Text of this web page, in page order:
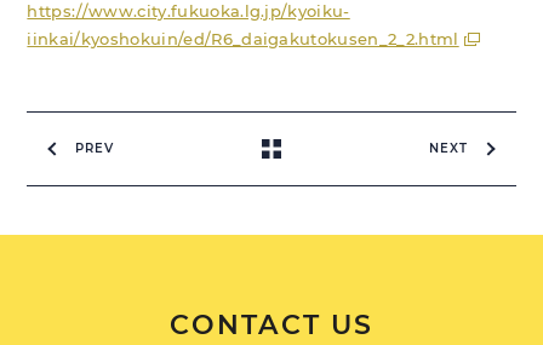
https://www.city.fukuoka.lg.jp/kyoiku-
iinkai/kyoshokuin/ed/R6_daigakutokusen_2_2.html
PREV NEXT
CONTACT US